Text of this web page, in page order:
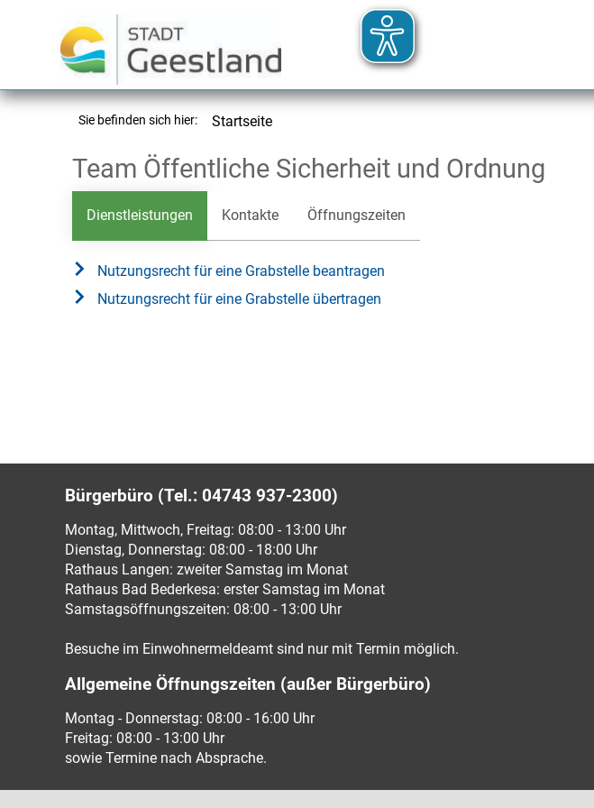
Sie befinden sich hier: Startseite
Team Öffentliche Sicherheit und Ordnung
Dienstleistungen Kontakte Öffnungszeiten
Nutzungsrecht für eine Grabstelle beantragen
Nutzungsrecht für eine Grabstelle übertragen
Bürgerbüro (Tel.: 04743 937-2300)
Montag, Mittwoch, Freitag: 08:00 - 13:00 Uhr
Dienstag, Donnerstag: 08:00 - 18:00 Uhr
Rathaus Langen: zweiter Samstag im Monat
Rathaus Bad Bederkesa: erster Samstag im Monat
Samstagsöffnungszeiten: 08:00 - 13:00 Uhr
Besuche im Einwohnermeldeamt sind nur mit Termin möglich.
Allgemeine Öffnungszeiten (außer Bürgerbüro)
Montag - Donnerstag: 08:00 - 16:00 Uhr
Freitag: 08:00 - 13:00 Uhr
sowie Termine nach Absprache.